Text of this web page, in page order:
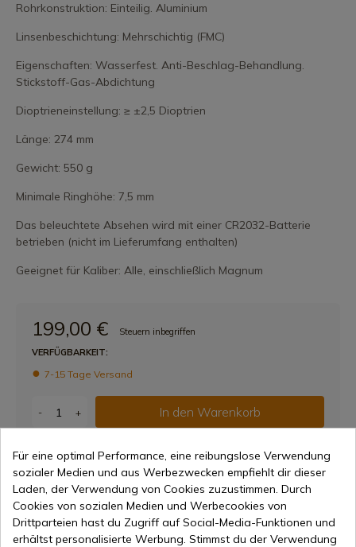
Rohrkonstruktion: Einteilig. Aluminium
Linsenbeschichtung: Mehrschichtig (FMC)
Eigenschaften: Wasserfest. Anti-Beschlag-Behandlung.
Stickstoff-Gas-Abdichtung
Dioptrieneinstellung: ≥ ±2,5 Dioptrien
Länge: 274 mm
Gewicht: 550 g
Minimale Ringhöhe: 7,5 mm
Das beleuchtete Absehen wird mit einer CR2032-Batterie
betrieben (nicht im Lieferumfang enthalten)
Geeignet für Kaliber: Alle, einschließlich Magnum
199,00 €
Steuern inbegriffen
VERFÜGBARKEIT:
7-15 Tage Versand
- + In den Warenkorb
Weltweiter Versand
Freigeben Link korrekt kopiert
Für eine optimal Performance, eine reibungslose Verwendung
sozialer Medien und aus Werbezwecken empfiehlt dir dieser
Laden, der Verwendung von Cookies zuzustimmen. Durch
Cookies von sozialen Medien und Werbecookies von
Drittparteien hast du Zugriff auf Social-Media-Funktionen und
erhältst personalisierte Werbung. Stimmst du der Verwendung